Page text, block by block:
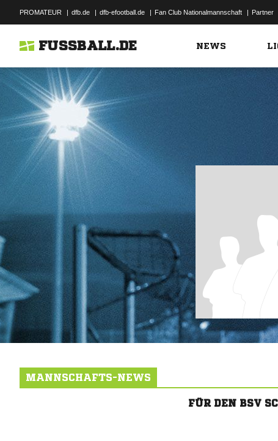
PROMATEUR | dfb.de | dfb-efootball.de | Fan Club Nationalmannschaft | Partner
FUSSBALL.DE NEWS
MANNSCHAFTS-NEWS
FÜR DEN BSV